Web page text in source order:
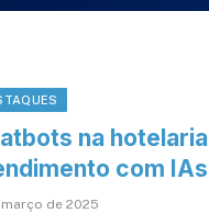
na
com
de 2025